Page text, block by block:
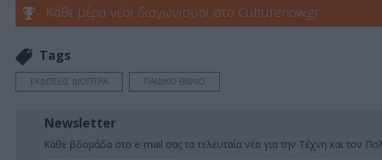
Κάθε μέρα νέοι διαγωνισμοί στο Culturenow.gr
Tags
ΕΚΔΟΣΕΙΣ ΔΙΟΠΤΡΑ ΠΑΙΔΙΚΟ ΒΙΒΛΙΟ
Newsletter
Κάθε βδομάδα στο e-mail σας τα τελευταία νέα για την Τέχνη και τον